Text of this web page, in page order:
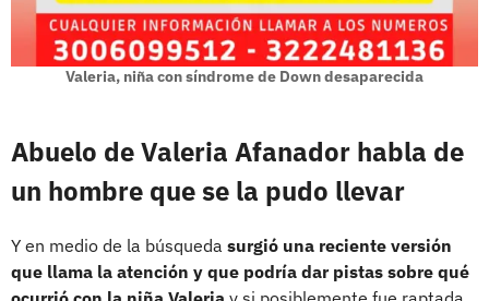
Valeria, niña con síndrome de Down desaparecida
Abuelo de Valeria Afanador habla de
un hombre que se la pudo llevar
Y en medio de la búsqueda surgió una reciente versión
que llama la atención y que podría dar pistas sobre qué